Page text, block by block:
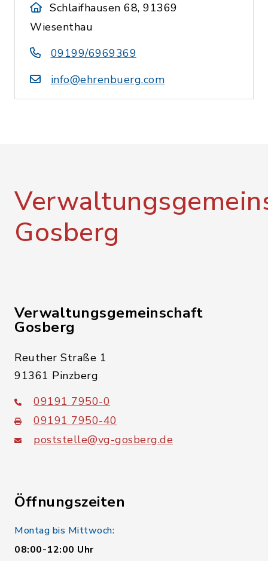
Schlaifhausen 68, 91369
Wiesenthau
09199/6969369
info@ehrenbuerg.com
Gosberg
Verwaltungsgemeinschaft
Gosberg
Reuther Straße 1
91361 Pinzberg
09191 7950-0
09191 7950-40
poststelle@vg-gosberg.de
Öffnungszeiten
Montag bis Mittwoch:
08:00-12:00 Uhr